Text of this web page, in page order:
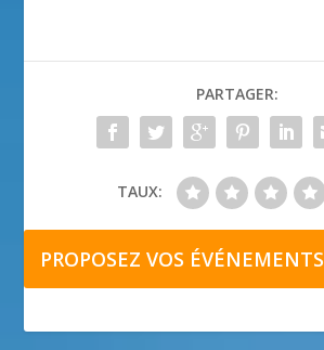
PARTAGER:
TAUX:
PROPOSEZ VOS ÉVÉNEMENTS